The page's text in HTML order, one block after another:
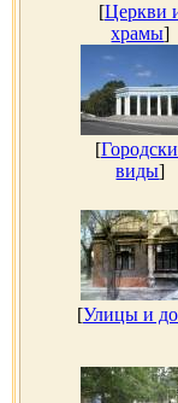
[Церкви
храмы]
[
виды]
[Улицы и